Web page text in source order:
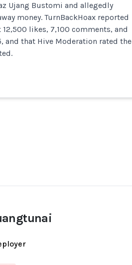
Ujang Bustomi and allegedly
money. TurnBackHoax reported
likes, 7,100 comments, and
and that Hive Moderation rated the